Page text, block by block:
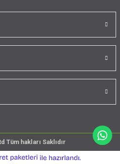
Tüm hakları Saklıdır
e-